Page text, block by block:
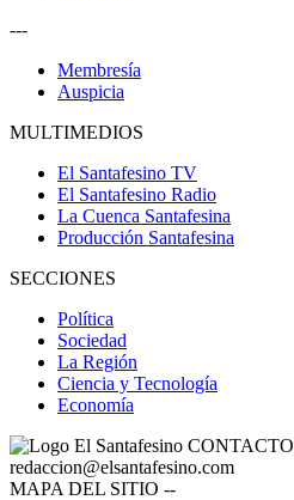
---
Membresía
Auspicia
MULTIMEDIOS
El Santafesino TV
El Santafesino Radio
La Cuenca Santafesina
Producción Santafesina
SECCIONES
Política
Sociedad
La Región
Ciencia y Tecnología
Economía
CONTACTO
redaccion@elsantafesino.com
MAPA DEL SITIO --